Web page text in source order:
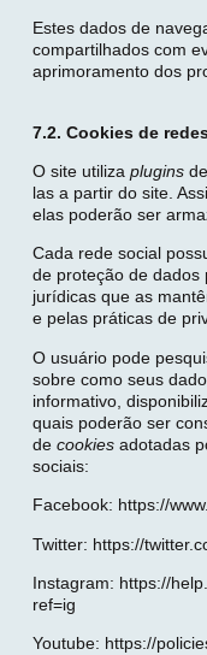
Estes dados de
compartilhados com
aprimoramento dos
7.2. Cookies de
O site utiliza pluginsde
las a partir do site.
elas poderão ser
Cada rede social
de proteção de dados
jurídicas que as
e pelas práticas de
O usuário pode
sobre como seus
informativo,
quais poderão ser
de cookiesadotadas
sociais:
Facebook: https://
Twitter: https://
Instagram: https://
ref=ig
Youtube: https://